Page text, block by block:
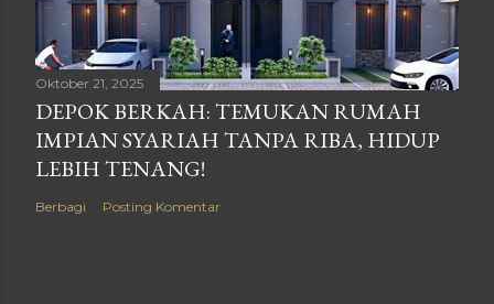
Oktober 21, 2025
DEPOK BERKAH: TEMUKAN RUMAH
IMPIAN SYARIAH TANPA RIBA, HIDUP
LEBIH TENANG!
Berbagi Posting Komentar